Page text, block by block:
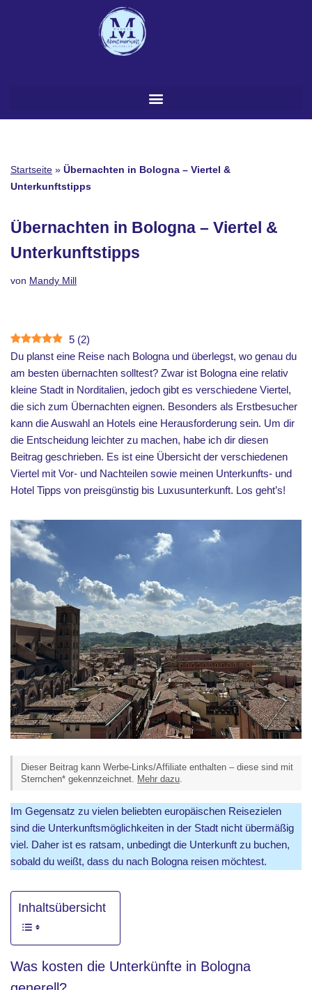
Startseite » Übernachten in Bologna – Viertel &
Unterkunftstipps
Übernachten in Bologna – Viertel &
Unterkunftstipps
von Mandy Mill
5 (2)
Du planst eine Reise nach Bologna und überlegst, wo genau du
am besten übernachten solltest? Zwar ist Bologna eine relativ
kleine Stadt in Norditalien, jedoch gibt es verschiedene Viertel,
die sich zum Übernachten eignen. Besonders als Erstbesucher
kann die Auswahl an Hotels eine Herausforderung sein. Um dir
die Entscheidung leichter zu machen, habe ich dir diesen
Beitrag geschrieben. Es ist eine Übersicht der verschiedenen
Viertel mit Vor- und Nachteilen sowie meinen Unterkunfts- und
Hotel Tipps von preisgünstig bis Luxusunterkunft. Los geht’s!
Dieser Beitrag kann Werbe-Links/Affiliate enthalten – diese sind mit
Sternchen* gekennzeichnet. Mehr dazu
Im Gegensatz zu vielen beliebten europäischen Reisezielen
sind die Unterkunftsmöglichkeiten in der Stadt nicht übermäßig
viel. Daher ist es ratsam, unbedingt die Unterkunft zu buchen,
sobald du weißt, dass du nach Bologna reisen möchtest.
Inhaltsübersicht
Was kosten die Unterkünfte in Bologna